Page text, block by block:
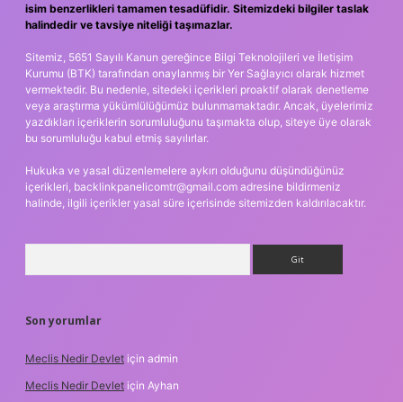
isim benzerlikleri tamamen tesadüfidir. Sitemizdeki bilgiler taslak
halindedir ve tavsiye niteliği taşımazlar.
Sitemiz, 5651 Sayılı Kanun gereğince Bilgi Teknolojileri ve İletişim
Kurumu (BTK) tarafından onaylanmış bir Yer Sağlayıcı olarak hizmet
vermektedir. Bu nedenle, sitedeki içerikleri proaktif olarak denetleme
veya araştırma yükümlülüğümüz bulunmamaktadır. Ancak, üyelerimiz
yazdıkları içeriklerin sorumluluğunu taşımakta olup, siteye üye olarak
bu sorumluluğu kabul etmiş sayılırlar.
Hukuka ve yasal düzenlemelere aykırı olduğunu düşündüğünüz
içerikleri, backlinkpanelicomtr@gmail.com adresine bildirmeniz
halinde, ilgili içerikler yasal süre içerisinde sitemizden kaldırılacaktır.
Son yorumlar
Meclis Nedir Devlet için admin
Meclis Nedir Devlet için Ayhan